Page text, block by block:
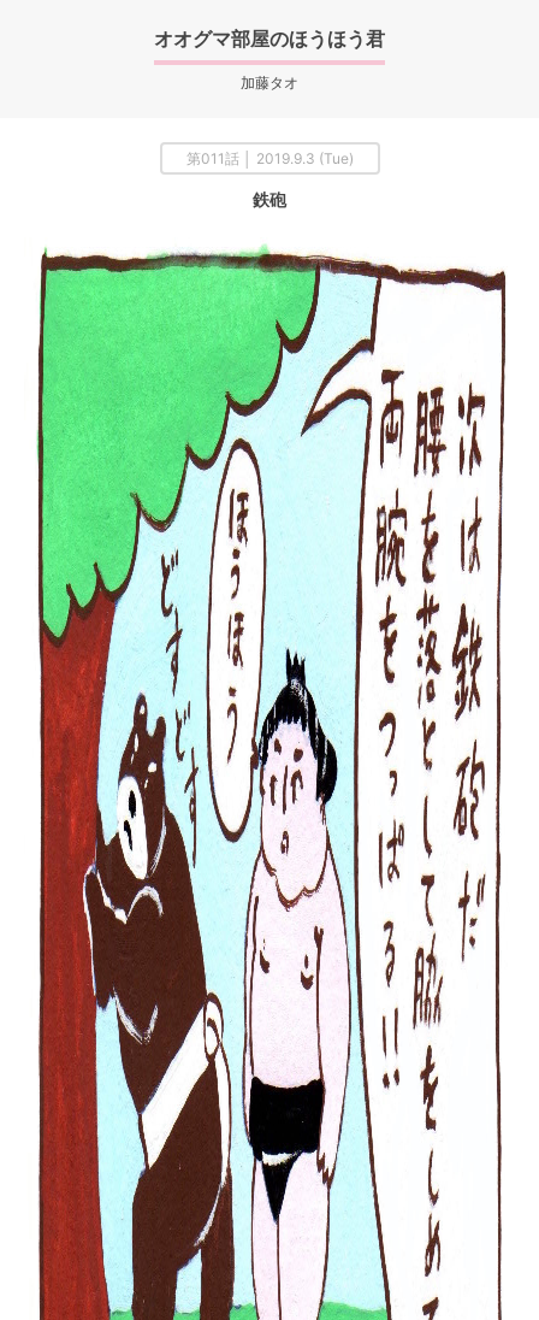
オオグマ部屋のほうほう君
加藤タオ
第011話 │ 2019.9.3 (Tue)
鉄砲